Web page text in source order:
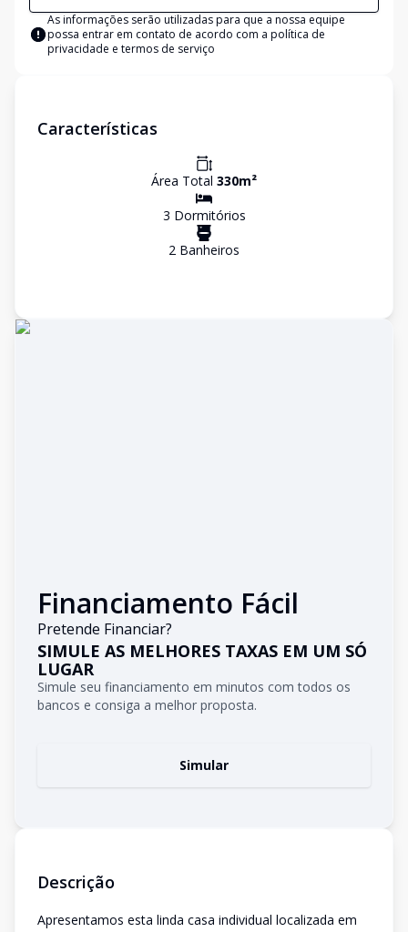
As informações serão utilizadas para que a nossa equipe
possa entrar em contato de acordo com a política de
privacidade e termos de serviço
Características
Área Total 330m²
3 Dormitórios
2 Banheiros
Financiamento Fácil
Pretende Financiar?
SIMULE AS MELHORES TAXAS EM UM SÓ
LUGAR
Simule seu financiamento em minutos com todos os
bancos e consiga a melhor proposta.
Simular
Descrição
Apresentamos esta linda casa individual localizada em